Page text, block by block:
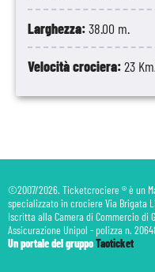
Larghezza:38.00 m.
Velocità crociera:23
©2007/2026. Ticketcrociere ® è un
specializzato in crociere Via Brigata
Iscritta alla Camera di Commercio di
Assicurazione Unipol - polizza n.
Un portale del gruppoTaoticket